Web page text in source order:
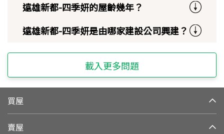
遠雄新都-四季妍的屋齡幾年？
遠雄新都-四季妍是由哪家建設公司興建？
載入更多問題
買屋
賣屋